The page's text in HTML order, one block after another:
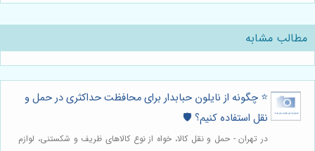
مطالب مشابه
⭐️ چگونه از نایلون حبابدار برای محافظت حداکثری در حمل و
نقل استفاده کنیم؟ 🛡️
در تهران - حمل و نقل کالا، خواه از نوع کالاهای ظریف و شکستنی، لوازم